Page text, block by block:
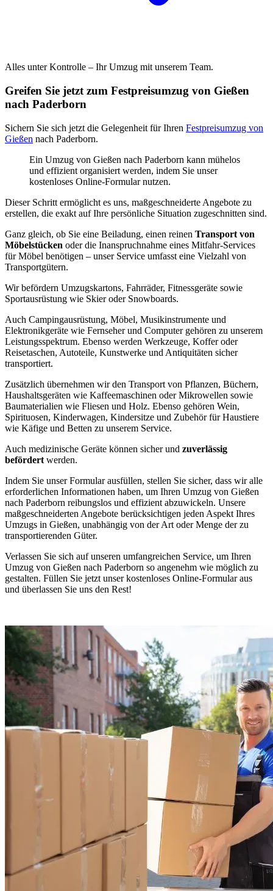
Alles unter Kontrolle – Ihr Umzug mit unserem Team.
Greifen Sie jetzt zum Festpreisumzug von Gießen
nach Paderborn
Sichern Sie sich jetzt die Gelegenheit für Ihren Festpreisumzug von
Gießen nach Paderborn.
Ein Umzug von Gießen nach Paderborn kann mühelos
und effizient organisiert werden, indem Sie unser
kostenloses Online-Formular nutzen.
Dieser Schritt ermöglicht es uns, maßgeschneiderte Angebote zu
erstellen, die exakt auf Ihre persönliche Situation zugeschnitten sind.
Ganz gleich, ob Sie eine Beiladung, einen reinen Transport von
Möbelstücken oder die Inanspruchnahme eines Mitfahr-Services
für Möbel benötigen – unser Service umfasst eine Vielzahl von
Transportgütern.
Wir befördern Umzugskartons, Fahrräder, Fitnessgeräte sowie
Sportausrüstung wie Skier oder Snowboards.
Auch Campingausrüstung, Möbel, Musikinstrumente und
Elektronikgeräte wie Fernseher und Computer gehören zu unserem
Leistungsspektrum. Ebenso werden Werkzeuge, Koffer oder
Reisetaschen, Autoteile, Kunstwerke und Antiquitäten sicher
transportiert.
Zusätzlich übernehmen wir den Transport von Pflanzen, Büchern,
Haushaltsgeräten wie Kaffeemaschinen oder Mikrowellen sowie
Baumaterialien wie Fliesen und Holz. Ebenso gehören Wein,
Spirituosen, Kinderwagen, Kindersitze und Zubehör für Haustiere
wie Käfige und Betten zu unserem Service.
Auch medizinische Geräte können sicher und zuverlässig
befördert werden.
Indem Sie unser Formular ausfüllen, stellen Sie sicher, dass wir alle
erforderlichen Informationen haben, um Ihren Umzug von Gießen
nach Paderborn reibungslos und effizient abzuwickeln. Unsere
maßgeschneiderten Angebote berücksichtigen jeden Aspekt Ihres
Umzugs in Gießen, unabhängig von der Art oder Menge der zu
transportierenden Güter.
Verlassen Sie sich auf unseren umfangreichen Service, um Ihren
Umzug von Gießen nach Paderborn so angenehm wie möglich zu
gestalten. Füllen Sie jetzt unser kostenloses Online-Formular aus
und überlassen Sie uns den Rest!